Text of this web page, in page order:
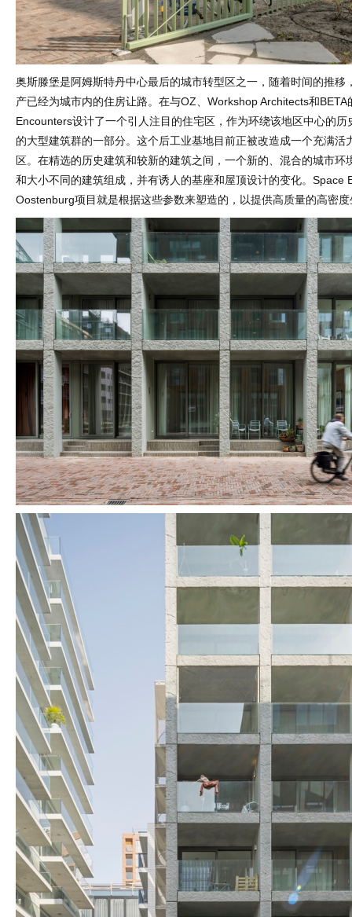
奥斯滕堡是阿姆斯特丹中心最后的城市转型区之一，随着时间的推移
产已经为城市内的住房让路。在与OZ、Workshop Architects和BETA
Encounters设计了一个引人注目的住宅区，作为环绕该地区中心的
的大型建筑群的一部分。这个后工业基地目前正被改造成一个充满活
区。在精选的历史建筑和较新的建筑之间，一个新的、混合的城市环
和大小不同的建筑组成，并有诱人的基座和屋顶设计的变化。Space
Oostenburg项目就是根据这些参数来塑造的，以提供高质量的高密